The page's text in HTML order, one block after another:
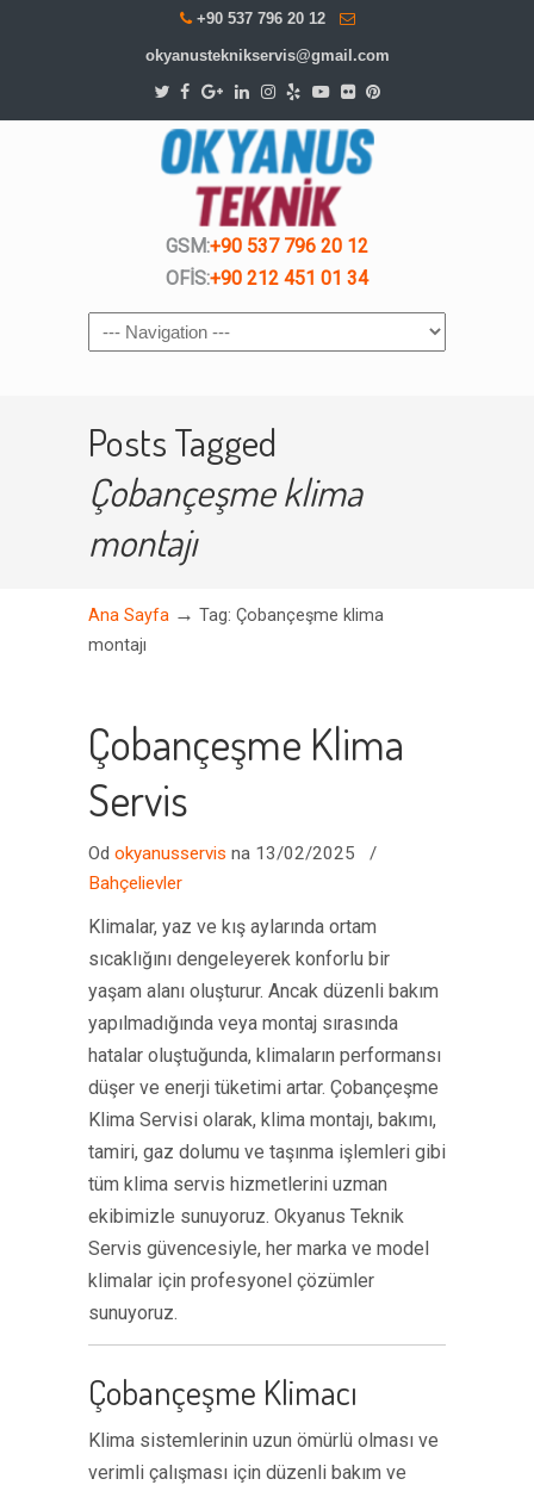
+90 537 796 20 12
okyanusteknikservis@gmail.com
GSM:+90 537 796 20 12
OFİS:+90 212 451 01 34
Navigation
Posts Tagged
Çobançeşme klima
montajı
Ana Sayfa → Tag: Çobançeşme klima
montajı
Çobançeşme Klima
Servis
Od okyanusservis na 13/02/2025
/
Bahçelievler
Klimalar, yaz ve kış aylarında ortam
sıcaklığını dengeleyerek konforlu bir
yaşam alanı oluşturur. Ancak düzenli bakım
yapılmadığında veya montaj sırasında
hatalar oluştuğunda, klimaların performansı
düşer ve enerji tüketimi artar. Çobançeşme
Klima Servisi olarak, klima montajı, bakımı,
tamiri, gaz dolumu ve taşınma işlemleri gibi
tüm klima servis hizmetlerini uzman
ekibimizle sunuyoruz. Okyanus Teknik
Servis güvencesiyle, her marka ve model
klimalar için profesyonel çözümler
sunuyoruz.
Çobançeşme Klimacı
Klima sistemlerinin uzun ömürlü olması ve
verimli çalışması için düzenli bakım ve